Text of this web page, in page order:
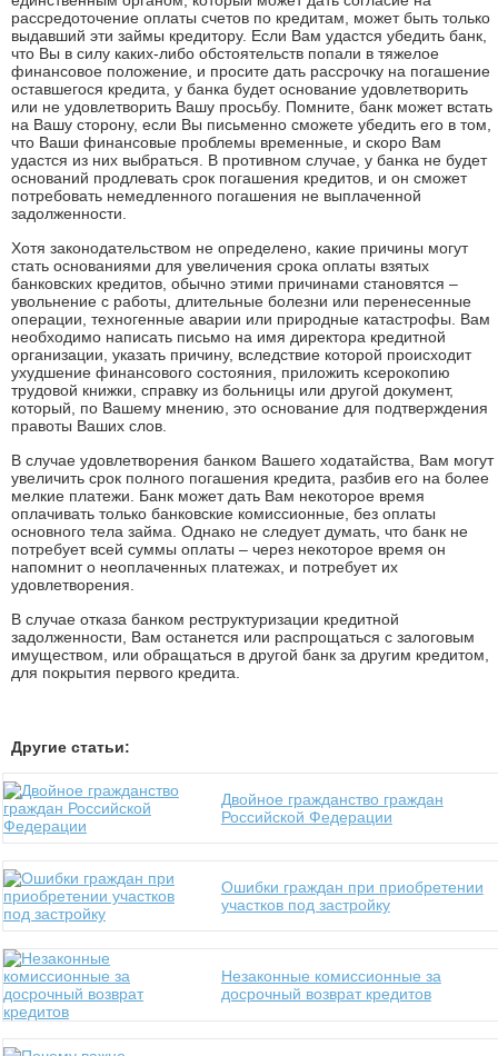
рассредоточение оплаты счетов по кредитам, может быть только
выдавший эти займы кредитору. Если Вам удастся убедить банк,
что Вы в силу каких-либо обстоятельств попали в тяжелое
финансовое положение, и просите дать рассрочку на погашение
оставшегося кредита, у банка будет основание удовлетворить
или не удовлетворить Вашу просьбу. Помните, банк может встать
на Вашу сторону, если Вы письменно сможете убедить его в том,
что Ваши финансовые проблемы временные, и скоро Вам
удастся из них выбраться. В противном случае, у банка не будет
оснований продлевать срок погашения кредитов, и он сможет
потребовать немедленного погашения не выплаченной
задолженности.
Хотя законодательством не определено, какие причины могут
стать основаниями для увеличения срока оплаты взятых
банковских кредитов, обычно этими причинами становятся –
увольнение с работы, длительные болезни или перенесенные
операции, техногенные аварии или природные катастрофы. Вам
необходимо написать письмо на имя директора кредитной
организации, указать причину, вследствие которой происходит
ухудшение финансового состояния, приложить ксерокопию
трудовой книжки, справку из больницы или другой документ,
который, по Вашему мнению, это основание для подтверждения
правоты Ваших слов.
В случае удовлетворения банком Вашего ходатайства, Вам могут
увеличить срок полного погашения кредита, разбив его на более
мелкие платежи. Банк может дать Вам некоторое время
оплачивать только банковские комиссионные, без оплаты
основного тела займа. Однако не следует думать, что банк не
потребует всей суммы оплаты – через некоторое время он
напомнит о неоплаченных платежах, и потребует их
удовлетворения.
В случае отказа банком реструктуризации кредитной
задолженности, Вам останется или распрощаться с залоговым
имуществом, или обращаться в другой банк за другим кредитом,
для покрытия первого кредита.
Другие статьи:
Двойное гражданство граждан
Российской Федерации
Ошибки граждан при приобретении
участков под застройку
Незаконные комиссионные за
досрочный возврат кредитов